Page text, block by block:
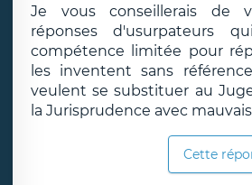
Je vous conseillerais de
réponses d'usurpateurs
compétence limitée pour
les inventent sans
veulent se substituer au
la Jurisprudence avec
Cette